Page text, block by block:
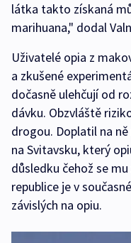
látka takto získaná
marihuana," dodal
Uživatelé opia z
a zkušené
dočasně ulehčují od
dávku. Obzvláště
drogou. Doplatil na
na Svitavsku, který
důsledku čehož se
republice je v
závislých na opiu.